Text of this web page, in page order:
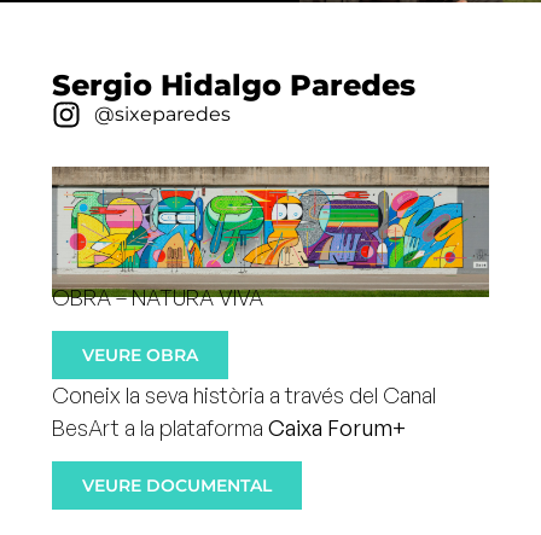
Sergio Hidalgo Paredes
@sixeparedes
OBRA – NATURA VIVA
VEURE OBRA
Coneix la seva història a través del Canal
BesArt a la plataforma Caixa Forum+
VEURE DOCUMENTAL